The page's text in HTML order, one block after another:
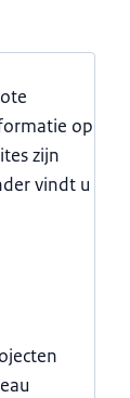
op
zijn
vindt u